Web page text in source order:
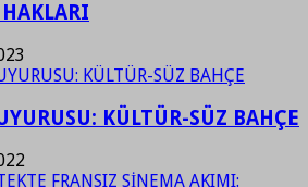
KÜLTÜR-SÜZ BAHÇE